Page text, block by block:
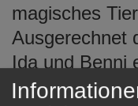
magisches
Ausgerechnet
Ida und Benni
neuen